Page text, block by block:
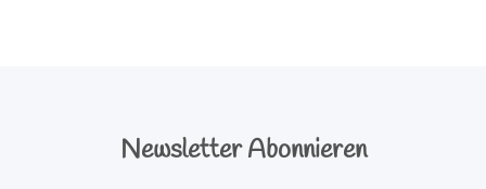
Newsletter Abonnieren